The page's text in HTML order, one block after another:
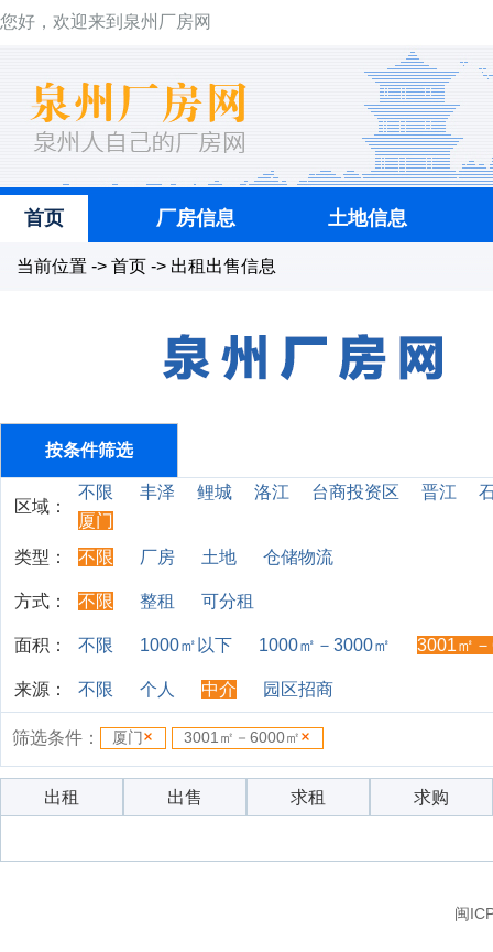
您好，欢迎来到泉州厂房网
首页 厂房信息 土地信息
当前位置 -> 首页 -> 出租出售信息
按条件筛选
区域：
不限 丰泽 鲤城 洛江 台商投资区 晋江
厦门
类型：
不限 厂房 土地 仓储物流
方式： 不限 整租 可分租
面积： 不限 1000㎡以下 1000㎡－3000㎡ 3001㎡
来源： 不限 个人 中介 园区招商
筛选条件： 厦门 3001㎡－6000㎡
出租 出售 求租 求购
闽